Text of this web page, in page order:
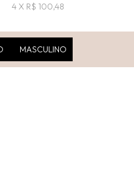
4 X R$ 100,48
MASCULINO